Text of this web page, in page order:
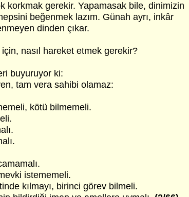
korkmak gerekir. Yapamasak bile, dinimizin
beğenmek lazım. Günah ayrı, inkâr
dinden çıkar.
nasıl hareket etmek gerekir?
buyuruyor ki:
tam vera sahibi olamaz:
kötü bilmemeli.
istememeli.
kılmayı, birinci görev bilmeli.